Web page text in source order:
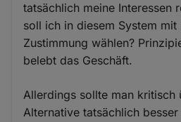
tatsächlich meine Interessen
soll ich in diesem System
Zustimmung wählen?
belebt das Geschäft.
Allerdings sollte man kritisch
Alternative tatsächlich